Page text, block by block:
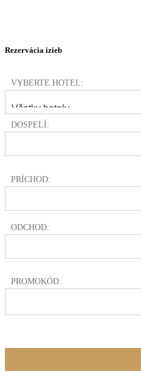
Rezervácia izieb
VYBERTE HOTEL:
DOSPELÍ:
PRÍCHOD:
ODCHOD:
PROMOKÓD: